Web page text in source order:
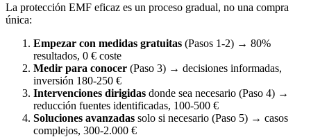
La protección EMF eficaz es un proceso gradual, no una compra
única:
Empezar con medidas gratuitas (Pasos 1-2) → 80%
resultados, 0 € coste
Medir para conocer (Paso 3) → decisiones informadas,
inversión 180-250 €
Intervenciones dirigidas donde sea necesario (Paso 4) →
reducción fuentes identificadas, 100-500 €
Soluciones avanzadas solo si necesario (Paso 5) → casos
complejos, 300-2.000 €